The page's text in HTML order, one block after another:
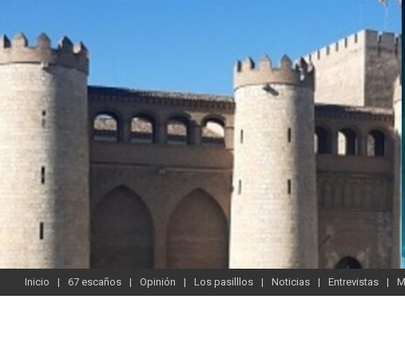
Inicio 67 escaños Opinión Los pasilllos Noticias Entrevistas